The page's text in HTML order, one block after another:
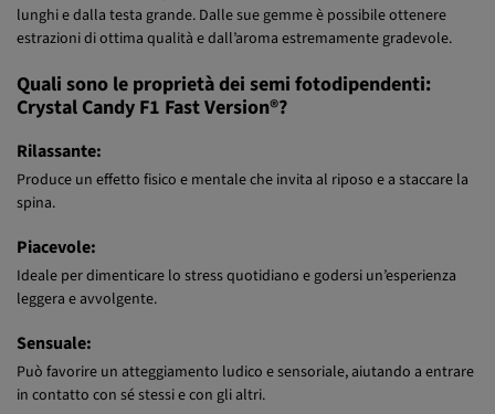
estrazioni di ottima qualità e dall’aroma estremamente gradevole.
Crystal Candy F1 Fast Version®?
Produce un effetto fisico e mentale che invita al riposo e a staccare la
spina.
Ideale per dimenticare lo stress quotidiano e godersi un’esperienza
leggera e avvolgente.
Può favorire un atteggiamento ludico e sensoriale, aiutando a entrare
in contatto con sé stessi e con gli altri.